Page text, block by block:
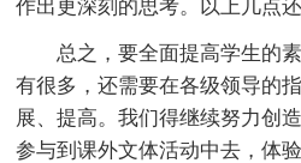
作出更深刻的思考。以上几点
总之，要全面提高学生的
有很多，还需要在各级领导的
展、提高。我们得继续努力创
参与到课外文体活动中去，体